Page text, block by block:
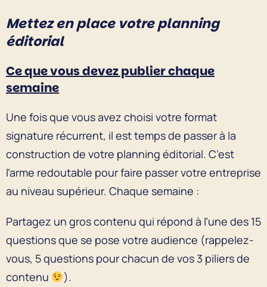
Mettez en place votre planning
éditorial
Ce que vous devez publier chaque
semaine
Une fois que vous avez choisi votre format
signature récurrent, il est temps de passer à la
construction de votre planning éditorial. C’est
l’arme redoutable pour faire passer votre entreprise
au niveau supérieur. Chaque semaine :
Partagez un gros contenu qui répond à l’une des 15
questions que se pose votre audience (rappelez-
vous, 5 questions pour chacun de vos 3 piliers de
contenu
).